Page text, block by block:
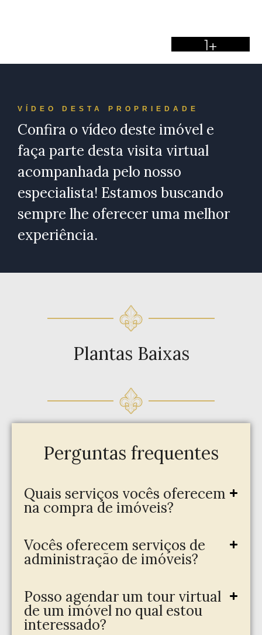
1+
VÍDEO DESTA PROPRIEDADE
Confira o vídeo deste imóvel e
faça parte desta visita virtual
acompanhada pelo nosso
especialista! Estamos buscando
sempre lhe oferecer uma melhor
experiência.
Plantas Baixas
Perguntas frequentes
Quais serviços vocês oferecem
na compra de imóveis?
Vocês oferecem serviços de
administração de imóveis?
Posso agendar um tour virtual
de um imóvel no qual estou
interessado?